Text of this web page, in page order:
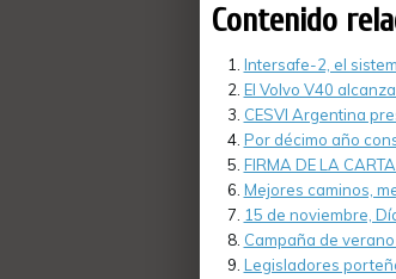
Contenido
Intersafe-2, el
El Volvo V40
CESVI Argentina
Por décimo año
FIRMA DE LA
Mejores caminos,
15 de noviembre,
Campaña de
Legisladores